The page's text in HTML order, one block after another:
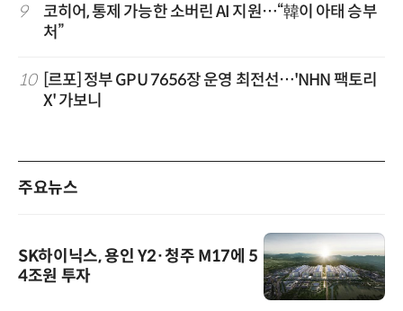
9
코히어, 통제 가능한 소버린 AI 지원…“韓이 아태 승부
처”
10 [르포] 정부 GPU 7656장 운영 최전선…'NHN 팩토리
X' 가보니
주요뉴스
SK하이닉스, 용인 Y2·청주 M17에 5
4조원 투자